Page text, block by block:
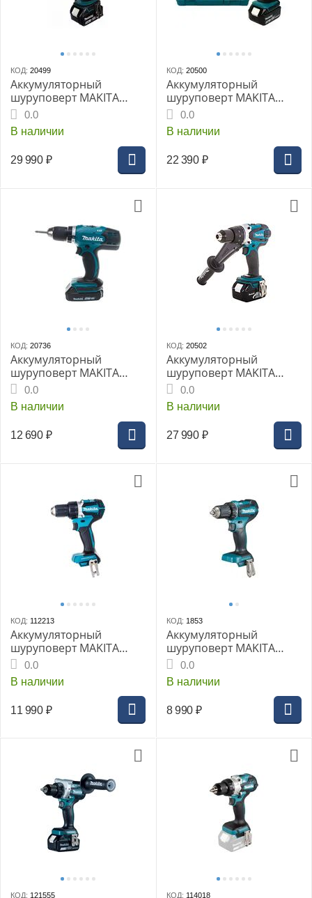
КОД: 20499
Аккумуляторный
шуруповерт MAKITA
0.0
В наличии
29 990 ₽
КОД: 20500
Аккумуляторный
шуруповерт MAKITA
DDF453RFE
0.0
В наличии
22 390 ₽
КОД: 20736
Аккумуляторный
шуруповерт MAKITA
DDF453SYX5, кейс
0.0
В наличии
12 690 ₽
КОД: 20502
Аккумуляторный
шуруповерт MAKITA
DDF458RFE, кейс
0.0
В наличии
27 990 ₽
КОД: 112213
Аккумуляторный
шуруповерт MAKITA
DDF484Z, без АКБ и ЗУ
0.0
В наличии
11 990 ₽
КОД: 1853
Аккумуляторный
шуруповерт MAKITA
0.0
В наличии
8 990 ₽
КОД: 121555 КОД: 114018